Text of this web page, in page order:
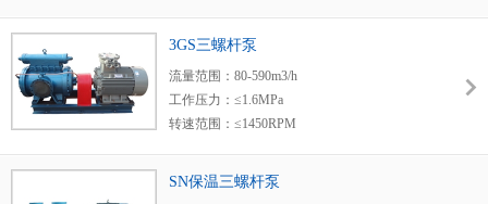
粘度范围：3.0-760mm2/s
适用范围：造船、热电厂、化工、炼油厂、食
物厂、油田。
3GS三螺杆泵
流量范围：80-590m3/h
工作压力：≤1.6MPa
转速范围：≤1450RPM
粘度范围：20-150mm2/s
SN保温三螺杆泵